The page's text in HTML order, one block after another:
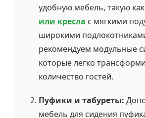
удобную мебель, такую как
или кресла с мягкими
широкими
рекомендуем модульные
которые легко
количество гостей.
Пуфики и табуреты:
мебель для сидения